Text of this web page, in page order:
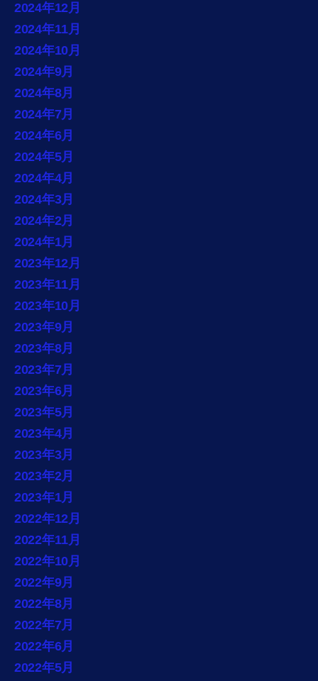
2024年12月
2024年11月
2024年10月
2024年9月
2024年8月
2024年7月
2024年6月
2024年5月
2024年4月
2024年3月
2024年2月
2024年1月
2023年12月
2023年11月
2023年10月
2023年9月
2023年8月
2023年7月
2023年6月
2023年5月
2023年4月
2023年3月
2023年2月
2023年1月
2022年12月
2022年11月
2022年10月
2022年9月
2022年8月
2022年7月
2022年6月
2022年5月